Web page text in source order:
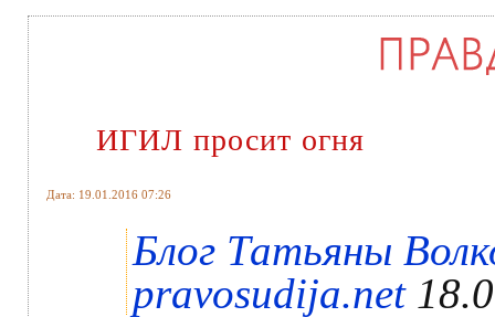
ИГИЛ просит огня
Дата: 19.01.2016 07:26
Блог Татьяны
pravosudija.net